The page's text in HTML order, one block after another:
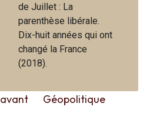
de Juillet : La
parenthèse libérale.
Dix-huit années qui ont
changé la France
(2018).
Géopolitique